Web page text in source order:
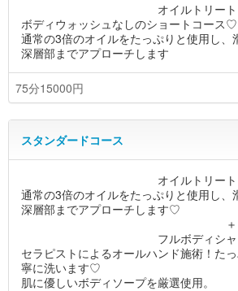
オイルトリートメ
ボディウォッシュなしのショートコース♡
通常の3倍のオイルをたっぷりと使用し、
深層部までアプローチします
75分15000円
スタンダードコース
オイルトリートメ
通常の3倍のオイルをたっぷりと使用し、
深層部までアプローチします♡
＋
フルボディシャン
セラピストによるオールハンド施術！た
寧に洗います♡
肌に優しいボディソープを厳選使用。